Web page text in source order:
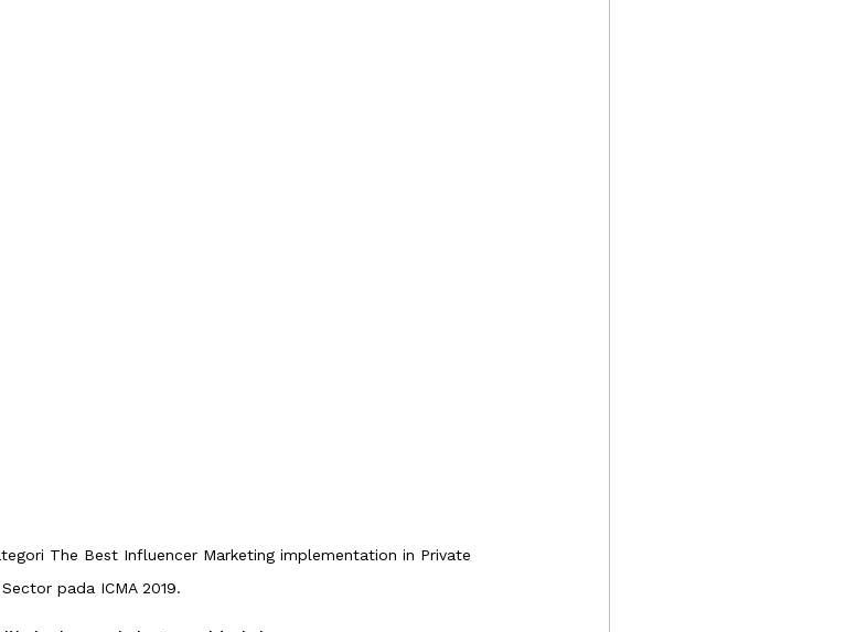
The Best Influencer Marketing implementation in Private
Sector pada ICMA 2019.